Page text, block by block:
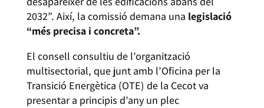
2032”. Així, la comissió demana una legislació
“més precisa i concreta”.
El consell consultiu de l’organització
multisectorial, que junt amb l’Oficina per la
Transició Energètica (OTE) de la Cecot va
presentar a principis d’any un plec